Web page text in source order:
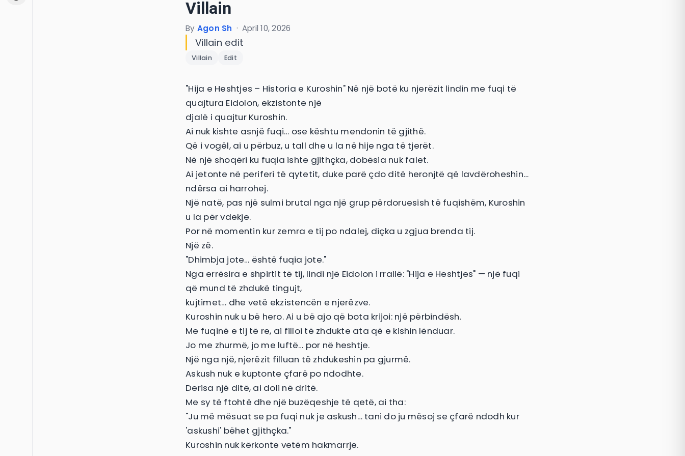
Villain
By Agon Sh · April 10, 2026
Villain edit
Villain Edit
"Hija e Heshtjes – Historia e Kuroshin" Në një botë ku njerëzit lindin me fuqi të
quajtura Eidolon, ekzistonte një
djalë i quajtur Kuroshin.
Ai nuk kishte asnjë fuqi… ose kështu mendonin të gjithë.
Që i vogël, ai u përbuz, u tall dhe u la në hije nga të tjerët.
Në një shoqëri ku fuqia ishte gjithçka, dobësia nuk falet.
Ai jetonte në periferi të qytetit, duke parë çdo ditë heronjtë që lavdëroheshin…
ndërsa ai harrohej.
Një natë, pas një sulmi brutal nga një grup përdoruesish të fuqishëm, Kuroshin
u la për vdekje.
Por në momentin kur zemra e tij po ndalej, diçka u zgjua brenda tij.
Një zë.
"Dhimbja jote… është fuqia jote."
Nga errësira e shpirtit të tij, lindi një Eidolon i rrallë: "Hija e Heshtjes" — një fuqi
që mund të zhdukë tingujt,
kujtimet… dhe vetë ekzistencën e njerëzve.
Kuroshin nuk u bë hero. Ai u bë ajo që bota krijoi: një përbindësh.
Me fuqinë e tij të re, ai filloi të zhdukte ata që e kishin lënduar.
Jo me zhurmë, jo me luftë… por në heshtje.
Një nga një, njerëzit filluan të zhdukeshin pa gjurmë.
Askush nuk e kuptonte çfarë po ndodhte.
Derisa një ditë, ai doli në dritë.
Me sy të ftohtë dhe një buzëqeshje të qetë, ai tha:
"Ju më mësuat se pa fuqi nuk je askush… tani do ju mësoj se çfarë ndodh kur
'askushi' bëhet gjithçka."
Kuroshin nuk kërkonte vetëm hakmarrje.